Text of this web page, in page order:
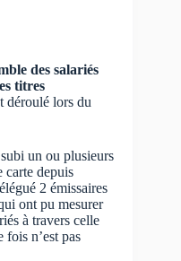
des salariés
titres
déroulé lors du
un ou plusieurs
carte depuis
2 émissaires
ont pu mesurer
à travers celle
fois n’est pas